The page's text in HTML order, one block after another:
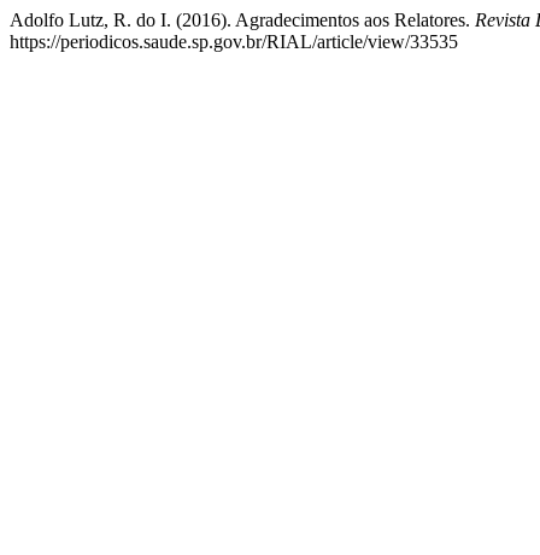
Adolfo Lutz, R. do I. (2016). Agradecimentos aos Relatores. Revista
https://periodicos.saude.sp.gov.br/RIAL/article/view/33535